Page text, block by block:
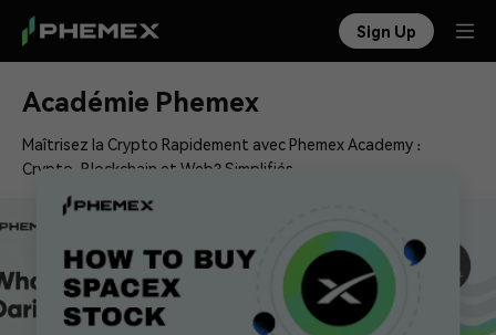
Sign Up
Académie Phemex
Maîtrisez la Crypto Rapidement avec Phemex Academy :
Crypto, Blockchain et Web3 Simplifiés